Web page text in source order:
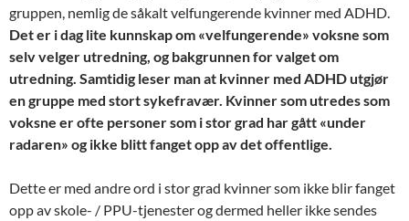
gruppen, nemlig de såkalt velfungerende kvinner med ADHD.
Det er i dag lite kunnskap om «velfungerende» voksne som
selv velger utredning, og bakgrunnen for valget om
utredning. Samtidig leser man at kvinner med ADHD utgjør
en gruppe med stort sykefravær. Kvinner som utredes som
voksne er ofte personer som i stor grad har gått «under
radaren» og ikke blitt fanget opp av det offentlige.
Dette er med andre ord i stor grad kvinner som ikke blir fanget
opp av skole- / PPU-tjenester og dermed heller ikke sendes